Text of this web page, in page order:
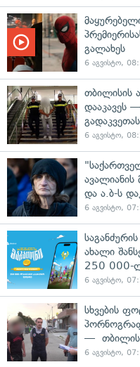
გალახეს
6 აგვისტო,
თბილისის
დააკავეს
6 აგვისტო,
ავალიანის
და ა.ბ-ს
6 აგვისტო,
ახალი
250 000-
6 აგვისტო,
სხვების
—
6 აგვისტო,